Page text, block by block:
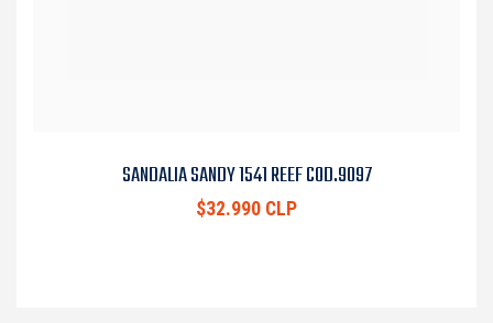
SANDALIA SANDY 1541 REEF COD.9097
$32.990 CLP